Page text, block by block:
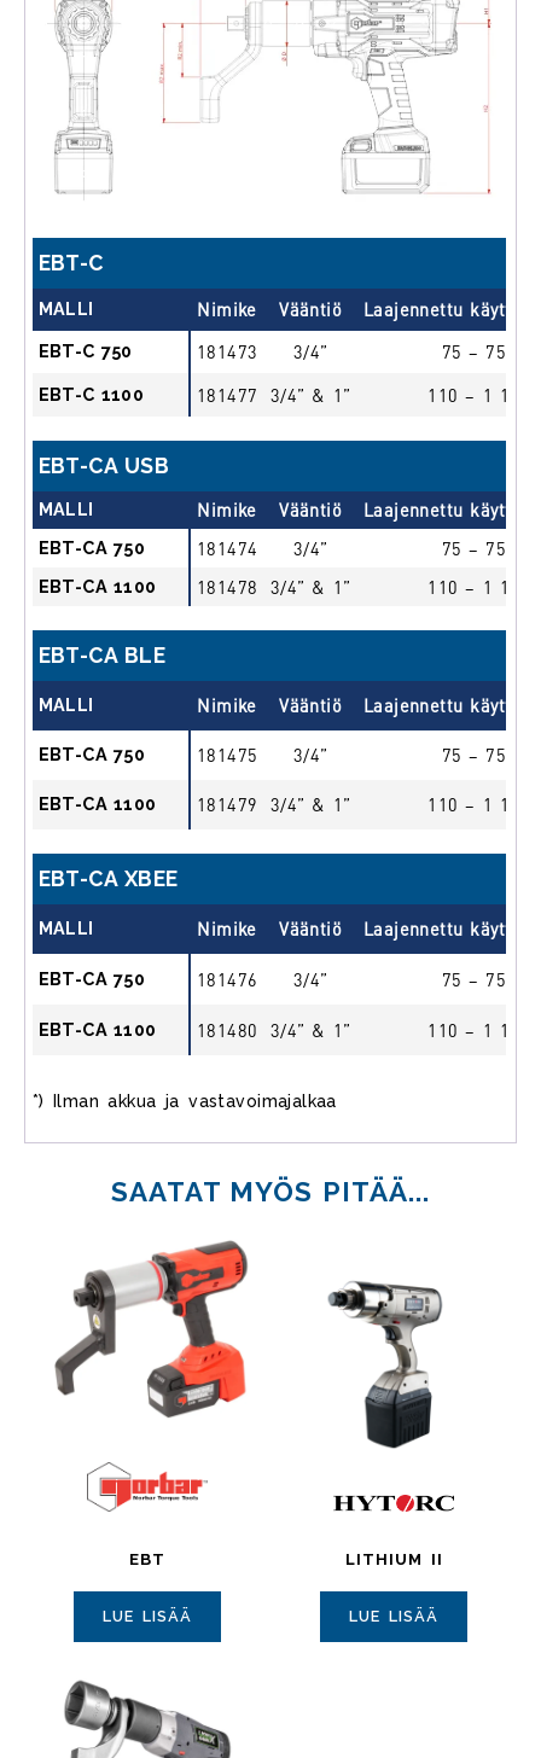
EBT-C
MALLI Nimike Vääntiö Laajennettu
EBT-C 750 181473 3/4” 75 – 750
EBT-C 1100 181477 3/4” & 1” 110 – 1 100
EBT-CA USB
MALLI Nimike Vääntiö Laajennettu
EBT-CA 750 181474 3/4” 75 – 750
EBT-CA 1100 181478 3/4” & 1” 110 – 1 100
EBT-CA BLE
MALLI Nimike Vääntiö Laajennettu
EBT-CA 750 181475 3/4” 75 – 750
EBT-CA 1100 181479 3/4” & 1” 110 – 1 100
EBT-CA XBEE
MALLI Nimike Vääntiö Laajennettu
EBT-CA 750 181476 3/4” 75 – 750
EBT-CA 1100 181480 3/4” & 1” 110 – 1 100
*) Ilman akkua ja vastavoimajalkaa
SAATAT MYÖS PITÄÄ...
EBT
LUE LISÄÄ
LITHIUM II
LUE LISÄÄ